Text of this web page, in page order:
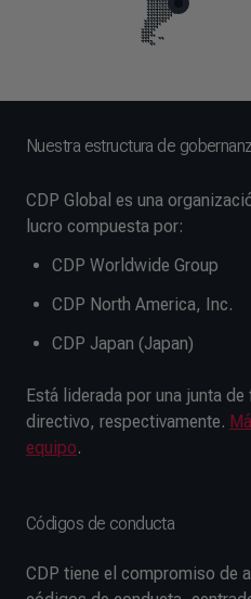
Nuestra estructura de
CDP Global es una
lucro compuesta por:
CDP Worldwide Group
CDP North America, Inc.
CDP Japan (Japan)
Está liderada por una junta
directivo, respectivamente.
equipo.
Códigos de conducta
CDP tiene el compromiso de